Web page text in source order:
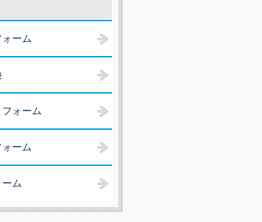
ォーム
ォーム
ーム
ム